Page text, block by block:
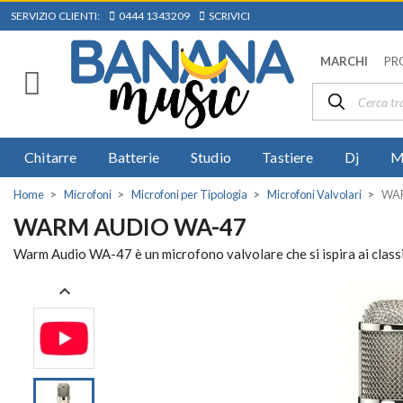
SERVIZIO CLIENTI: 0444 1343209 SCRIVICI
MARCHI
Chitarre Batterie Studio Tastiere Dj
Home Microfoni Microfoni per Tipologia Microfoni Valvolari
WARM AUDIO WA-47
Warm Audio WA-47 è un microfono valvolare che si ispira ai
